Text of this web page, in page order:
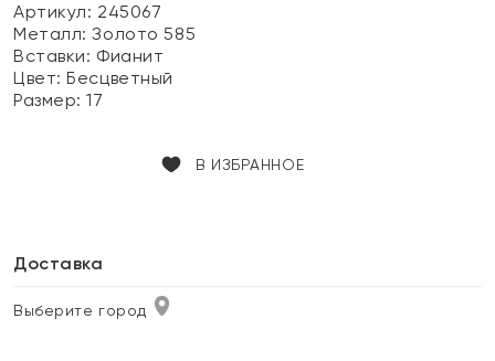
Артикул: 245067
Металл:Золото 585
Вставки: Фианит
Цвет:Бесцветный
Размер:17
В ИЗБРАННОЕ
Доставка
Выберите город